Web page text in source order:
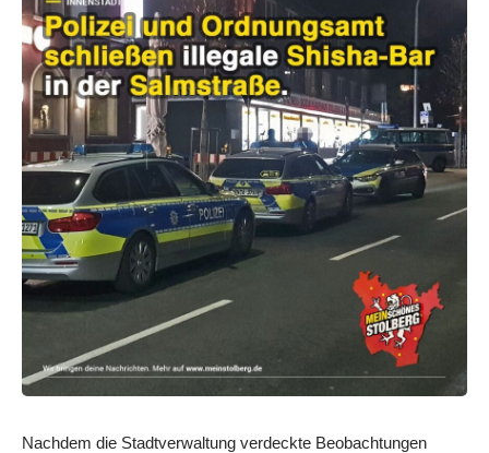
Nachdem die Stadtverwaltung verdeckte Beobachtungen